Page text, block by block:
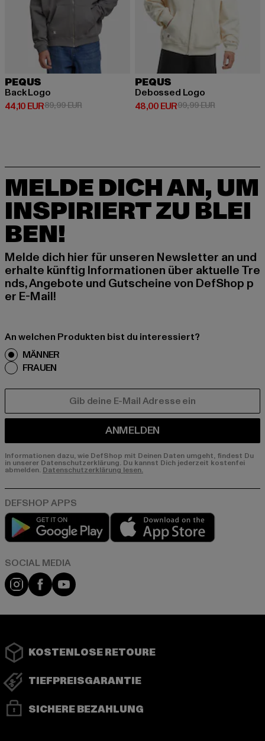
PEQUS
Back Logo
44,10 EUR
Derzeitiger Preis: 44,10 EUR
89,99 EURAktionspreis: 89,99 EUR
PEQUS
Debossed Logo
48,00 EUR
Derzeitiger Preis: 48,00 EUR
99,99 EURAktionspreis:
MELDE DICH AN, UM
INSPIRIERT ZU BLEI
BEN!
Melde dich hier für unseren Newsletter an und
erhalte künftig Informationen über aktuelle Tre
nds, Angebote und Gutscheine von DefShop p
er E-Mail!
An welchen Produkten bist du interessiert?
MÄNNER
FRAUEN
ANMELDEN
Informationen dazu, wie DefShop mit Deinen Daten umgeht, findest Du
in unserer Datenschutzerklärung. Du kannst Dich jederzeit kostenfei
abmelden. Datenschutzerklärung lesen.
Play market
Instagram
FacebookYouTube
KOSTENLOSE RETOURE
TIEFPREISGARANTIE
SICHERE BEZAHLUNG